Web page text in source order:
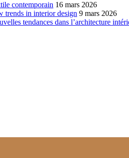
contemporain 16 mars 2026
trends in interior design 9 mars 2026
tendances dans l’architecture